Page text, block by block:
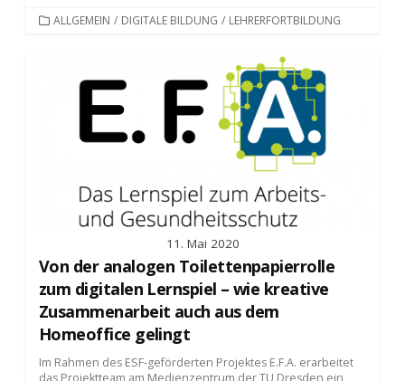
KATEGORIEN
ALLGEMEIN / DIGITALE BILDUNG / LEHRERFORTBILDUNG
11. Mai 2020
Von der analogen Toilettenpapierrolle
zum digitalen Lernspiel – wie kreative
Zusammenarbeit auch aus dem
Homeoffice gelingt
Im Rahmen des ESF-geförderten Projektes E.F.A. erarbeitet